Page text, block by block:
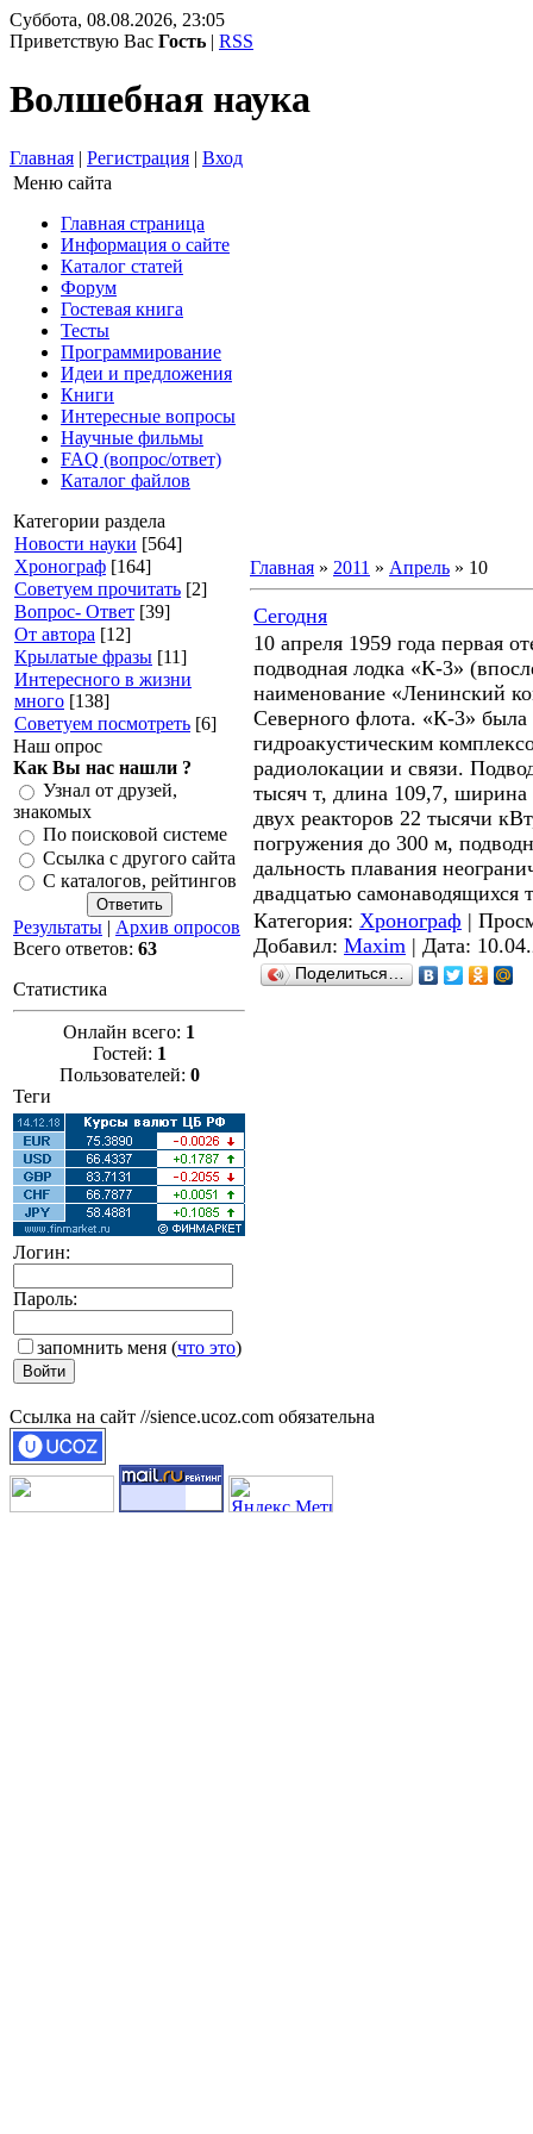
Суббота, 08.08.2026, 23:05
Приветствую Вас Гость | RSS
Волшебная наука
Главная | Регистрация | Вход
Меню сайта
Главная страница
Информация о сайте
Каталог статей
Форум
Гостевая книга
Тесты
Программирование
Идеи и предложения
Книги
Интересные вопросы
Научные фильмы
FAQ (вопрос/ответ)
Каталог файлов
Категории раздела
Новости науки [564]
Хронограф [164]
Советуем прочитать [2]
Вопрос- Ответ [39]
От автора [12]
Крылатые фразы [11]
Интересного в жизни
много [138]
Советуем посмотреть [6]
Наш опрос
Как Вы нас нашли ?
Узнал от друзей,
знакомых
По поисковой системе
Ссылка с другого сайта
С каталогов, рейтингов
Результаты | Архив опросов
Всего ответов: 63
Статистика
Онлайн всего: 1
Гостей: 1
Пользователей: 0
Теги
Логин:
Пароль:
запомнить меня (что это)
Главная » 2011 » Апрель » 10
Сегодня
10 апреля 1959 года первая
подводная лодка «К-3»
наименование «Ленинский
Северного флота. «К-3»
гидроакустическим
радиолокации и связи.
тысяч т, длина 109,7,
двух реакторов 22 тысячи
погружения до 300 м,
дальность плавания
двадцатью самонаводящихся
Категория: Хронограф |
Добавил: Maxim | Дата:
Поделиться…
Ссылка на сайт //sience.ucoz.com обязательна